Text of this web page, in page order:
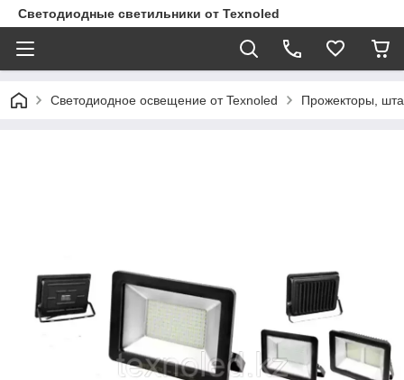
Светодиодные светильники от Texnoled
Светодиодное освещение от Texnoled Прожекторы,